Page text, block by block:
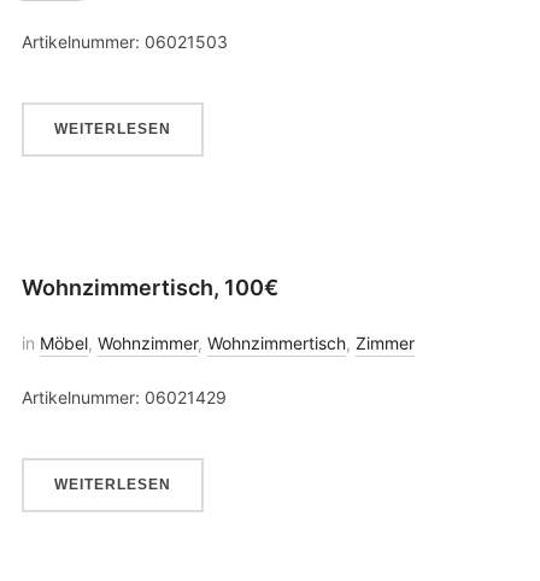
Artikelnummer: 06021503
WEITERLESEN
Wohnzimmertisch, 100€
in Möbel, Wohnzimmer, Wohnzimmertisch, Zimmer
Artikelnummer: 06021429
WEITERLESEN